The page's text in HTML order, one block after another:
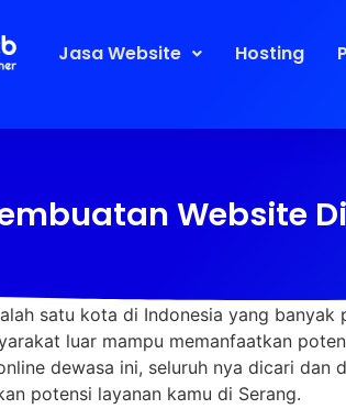
Jasa Website Hosting
Website
satu kota di Indonesia yang
luar mampu memanfaatkan
dewasa ini, seluruh nya dicari
potensi layanan kamu di Serang.